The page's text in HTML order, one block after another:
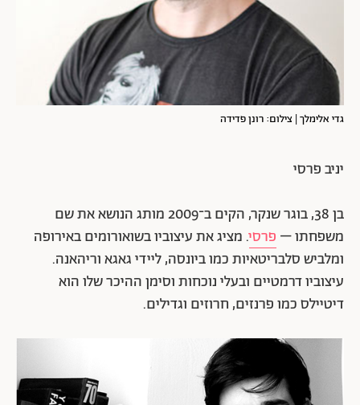
גדי אלימלך | צילום: רונן פדידה
יניב פרסי
בן 38, בוגר שנקר, הקים ב־2009 מותג הנושא את שם
משפחתו – פרסי. מציג את עיצוביו בשואורומים באירופה
ומלביש סלבריטאיות כמו ביונסה, ליידי גאגא וריהאנה.
עיצוביו דרמטיים ובעלי נוכחות וסימן ההיכר שלו הוא
דיטיילס כמו פרנזים, חרוזים וגדילים.